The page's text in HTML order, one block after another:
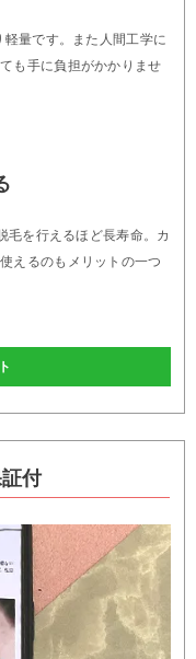
量です。また人間工学に
も手に負担がかかりませ
毛を行えるほど長寿命。カ
えるのもメリットの一つ
付